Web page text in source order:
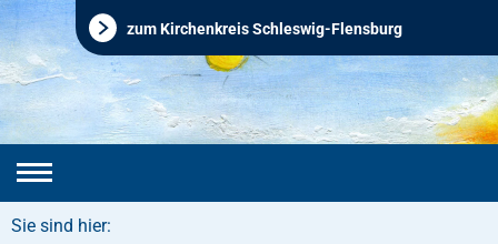
zum Kirchenkreis Schleswig-Flensburg
Sie sind hier: